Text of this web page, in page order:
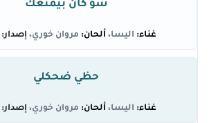
شو كان بيمنعك
اليسا مروان خوري
حظي ضحكلي
اليسا مروان خوري